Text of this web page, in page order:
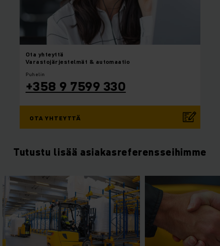
Ota yhteyttä
Varastojärjestelmät & automaatio
Puhelin
+358 9 7599 330
OTA YHTEYTTÄ
Tutustu lisää asiakasreferensseihimme